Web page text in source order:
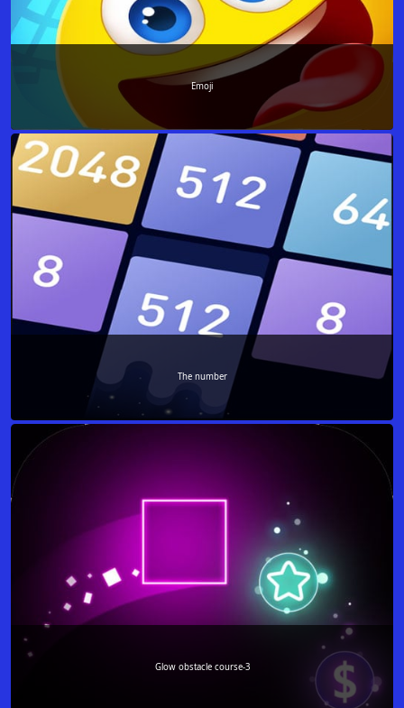
Emoji
The number
Glow obstacle course-3